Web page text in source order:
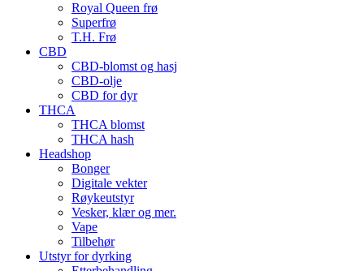
Royal Queen frø
Superfrø
T.H. Frø
CBD
CBD-blomst og hasj
CBD-olje
CBD for dyr
THCA
THCA blomst
THCA hash
Headshop
Bonger
Digitale vekter
Røykeutstyr
Vesker, klær og mer.
Vape
Tilbehør
Utstyr for dyrking